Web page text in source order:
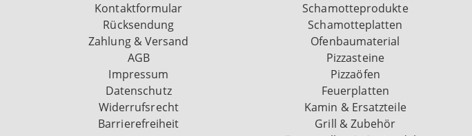
Kontaktformular
Rücksendung
Zahlung & Versand
AGB
Impressum
Datenschutz
Widerrufsrecht
Barrierefreiheit
Schamotteprodukte
Schamotteplatten
Ofenbaumaterial
Pizzasteine
Pizzaöfen
Feuerplatten
Kamin & Ersatzteile
Grill & Zubehör